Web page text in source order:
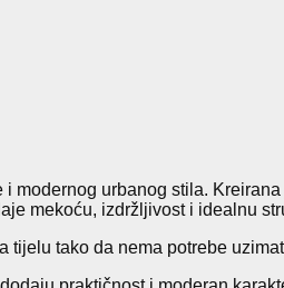
H
o
d
urbanog stila.
mekoću, izdržljivost i idealnu
tako da nema potrebe